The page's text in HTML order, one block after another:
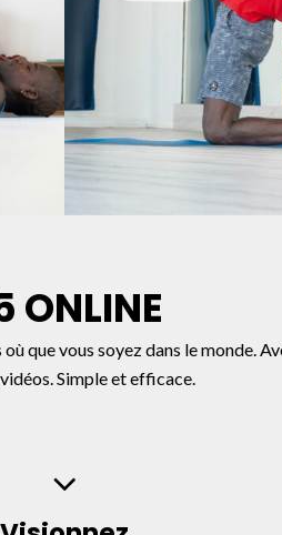
ONLINE
que vous soyez dans le monde.
Simple et efficace.